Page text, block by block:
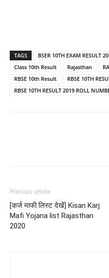
TAGS BSER 10TH EXAM RESULT
Class 10th Result
Rajasthan
RBSE 10th Result
RBSE 10TH
RBSE 10TH RESULT 2019 ROLL
Previous article
[कर्ज माफी लिस्ट देखें] Kisan Karj
Mafi Yojana list Rajasthan
2020